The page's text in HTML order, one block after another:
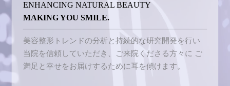
ENHANCING NATURAL BEAUTY
MAKING YOU SMILE.
美容整形トレンドの分析と持続的な研究開発を行い
当院を信頼していただき、ご来院くださる方々に ご
満足と幸せをお届けするために耳を傾けます。